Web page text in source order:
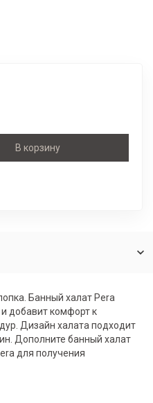
В корзину
Банный халат Pera
добавит комфорт к
Дизайн халата подходит
Дополните банный халат
для получения